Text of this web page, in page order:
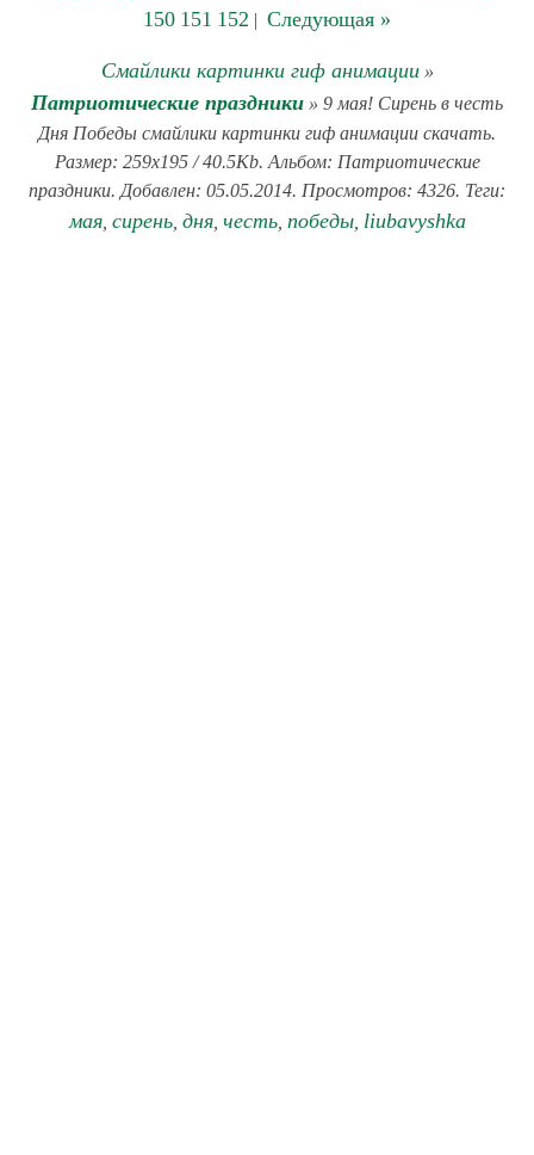
150 151 152 | Следующая »
Смайлики картинки гиф анимации»
Патриотические праздники » 9 мая! Сирень в честь
Дня Победы смайлики картинки гиф анимации скачать.
Размер: 259x195 / 40.5Kb. Альбом: Патриотические
праздники. Добавлен: 05.05.2014. Просмотров: 4326. Теги:
мая, сирень, дня, честь, победы, liubavyshka